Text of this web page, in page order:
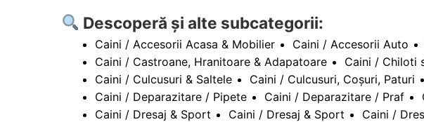
Descoperă și alte subcategorii:
Caini / Accesorii Acasa & Mobilier Caini / Accesorii Auto
Caini / Castroane, Hranitoare & Adapatoare
Caini / Chiloti
Caini / Culcusuri & Saltele
Caini / Culcusuri, Coșuri, Paturi
Caini / Deparazitare / Pipete
Caini / Deparazitare / Praf
Caini / Dresaj & Sport
Caini / Dresaj & Sport Caini /